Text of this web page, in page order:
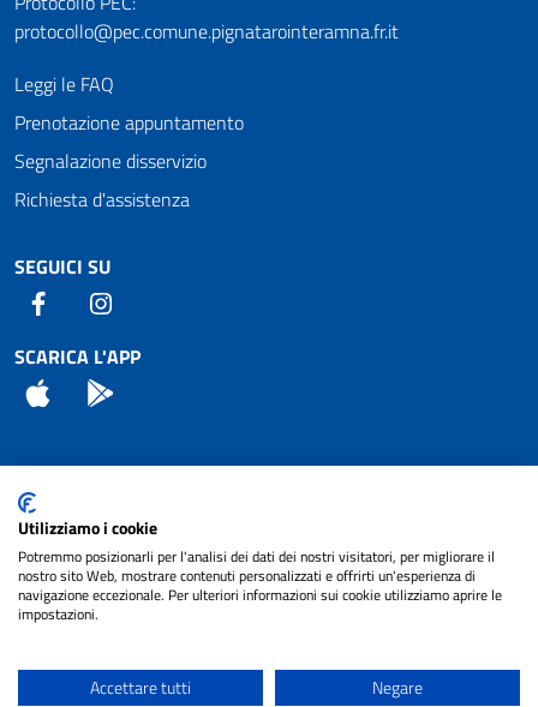
protocollo@pec.comune.pignatarointeramna.fr.it
Leggi le FAQ
Prenotazione appuntamento
Segnalazione disservizio
Richiesta d'assistenza
SEGUICI SU
Facebook
SCARICA L'APP
App Store
Attuazione Misure PNRR
Piano di miglioramento del sito
Note legali
cura diNET SMART
Utilizziamo i cookie
Potremmo posizionarli per l'analisi dei dati dei nostri visitatori, per migliorare il
nostro sito Web, mostrare contenuti personalizzati e offrirti un'esperienza di
navigazione eccezionale. Per ulteriori informazioni sui cookie utilizziamo aprire le
impostazioni.
Accettare tutti Negare